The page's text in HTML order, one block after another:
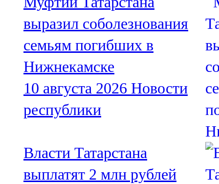
выразил соболезнования
семьям погибших в
Нижнекамске
10 августа 2026 Новости
республики
Власти Татарстана
выплатят 2 млн рублей